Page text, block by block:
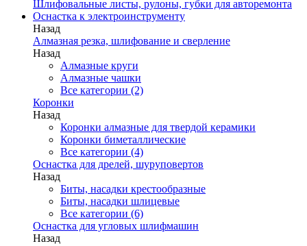
Шлифовальные листы, рулоны, губки для авторемонта
Оснастка к электроинструменту
Назад
Алмазная резка, шлифование и сверление
Назад
Алмазные круги
Алмазные чашки
Все категории (2)
Коронки
Назад
Коронки алмазные для твердой керамики
Коронки биметаллические
Все категории (4)
Оснастка для дрелей, шуруповертов
Назад
Биты, насадки крестообразные
Биты, насадки шлицевые
Все категории (6)
Оснастка для угловых шлифмашин
Назад